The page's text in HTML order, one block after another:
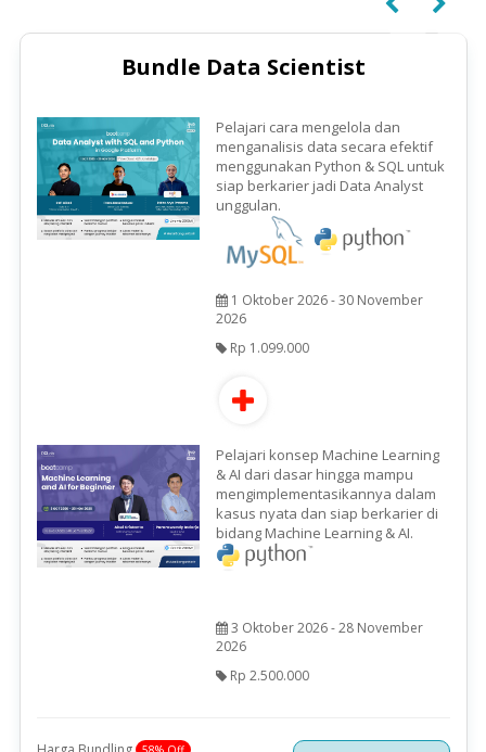
Bundle Data Scientist
Pelajari cara mengelola dan
menganalisis data secara efektif
menggunakan Python & SQL untuk
siap berkarier jadi Data Analyst
unggulan.
1 Oktober 2026 - 30 November
2026
Rp 1.099.000
Pelajari konsep Machine Learning
& AI dari dasar hingga mampu
mengimplementasikannya dalam
kasus nyata dan siap berkarier di
bidang Machine Learning & AI.
3 Oktober 2026 - 28 November
2026
Rp 2.500.000